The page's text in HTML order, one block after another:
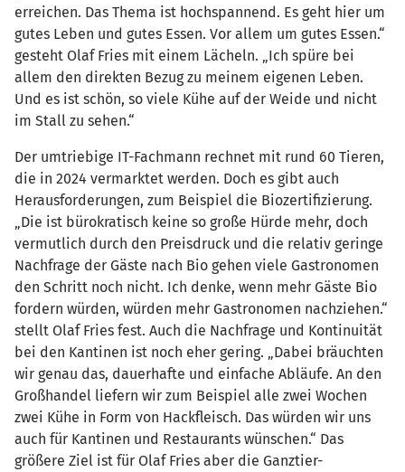
erreichen. Das Thema ist hochspannend. Es geht hier um
gutes Leben und gutes Essen. Vor allem um gutes Essen.“
gesteht Olaf Fries mit einem Lächeln. „Ich spüre bei
allem den direkten Bezug zu meinem eigenen Leben.
Und es ist schön, so viele Kühe auf der Weide und nicht
im Stall zu sehen.“
Der umtriebige IT-Fachmann rechnet mit rund 60 Tieren,
die in 2024 vermarktet werden. Doch es gibt auch
Herausforderungen, zum Beispiel die Biozertifizierung.
„Die ist bürokratisch keine so große Hürde mehr, doch
vermutlich durch den Preisdruck und die relativ geringe
Nachfrage der Gäste nach Bio gehen viele Gastronomen
den Schritt noch nicht. Ich denke, wenn mehr Gäste Bio
fordern würden, würden mehr Gastronomen nachziehen.“
stellt Olaf Fries fest. Auch die Nachfrage und Kontinuität
bei den Kantinen ist noch eher gering. „Dabei bräuchten
wir genau das, dauerhafte und einfache Abläufe. An den
Großhandel liefern wir zum Beispiel alle zwei Wochen
zwei Kühe in Form von Hackfleisch. Das würden wir uns
auch für Kantinen und Restaurants wünschen.“ Das
größere Ziel ist für Olaf Fries aber die Ganztier-